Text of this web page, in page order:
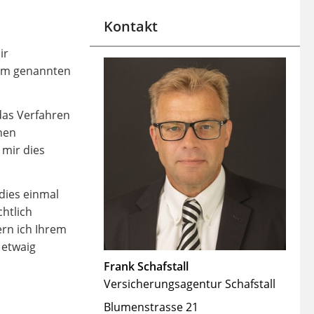
Kontakt
Frank Schafstall
Versicherungsagentur Schafstall
Blumenstrasse 21
genannten
Verfahren
dies
einmal
ich Ihrem